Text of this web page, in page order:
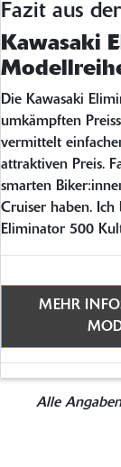
Fazit aus
Kawasaki
Die Kawasaki
umkämpften
vermittelt
attraktiven Preis.
smarten
Cruiser haben. Ich
Eliminator 500
MEHR
Alle